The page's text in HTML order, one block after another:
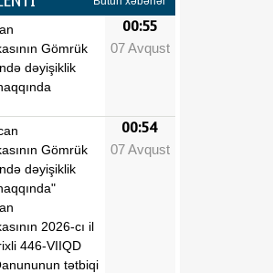
Gömrük
dəyişiklik
00:55
07 Avqust
Gömrük
dəyişiklik
2026-cı il
446-VIIQD
tətbiqi
00:54
07 Avqust